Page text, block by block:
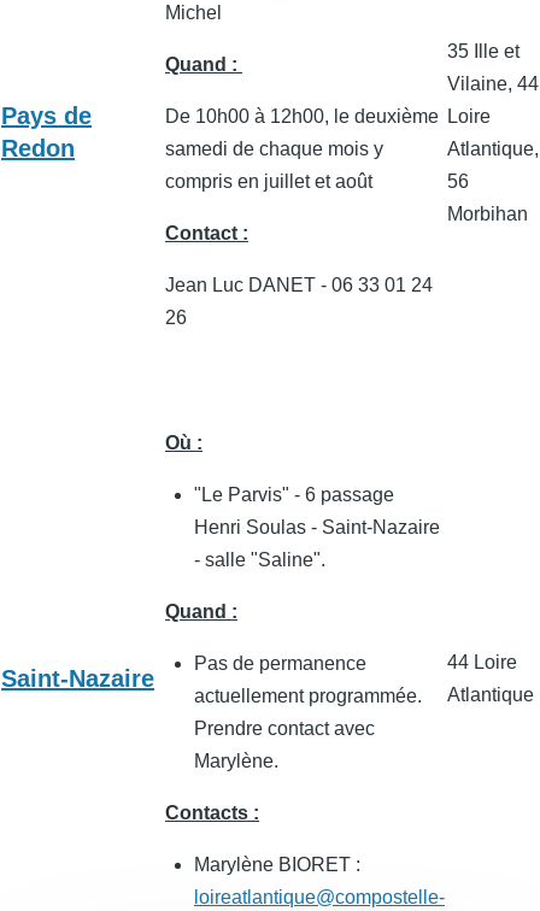
Pays de
Redon
Michel
Quand :
De 10h00 à 12h00, le deuxième
samedi de chaque mois y
compris en juillet et août
Contact :
Jean Luc DANET - 06 33 01 24
26
35 Ille et
Vilaine, 44
Loire
Atlantique,
56
Morbihan
Saint-Nazaire
Où :
"Le Parvis" - 6 passage
Henri Soulas - Saint-Nazaire
- salle "Saline".
Quand :
Pas de permanence
actuellement programmée.
Prendre contact avec
Marylène.
Contacts :
Marylène BIORET :
loireatlantique@compostelle-
44 Loire
Atlantique